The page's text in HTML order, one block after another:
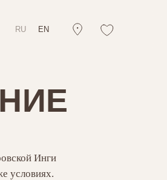
RU EN
Инги
условиях.